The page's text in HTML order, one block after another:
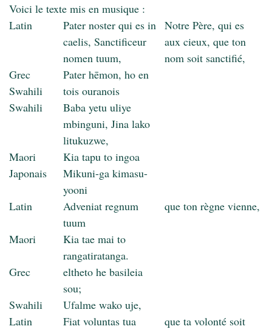
Voici le texte mis en musique :
Latin
Pater noster qui es in
caelis, Sanctificeur
nomen tuum,
Notre Père, qui es
aux cieux, que ton
nom soit sanctifié,
Grec
Swahili
Pater hēmon, ho en
tois ouranois
Swahili
Baba yetu uliye
mbinguni, Jina lako
litukuzwe,
Maori
Kia tapu to ingoa
Japonais
Mikuni-ga kimasu-
yooni
Latin
Adveniat regnum
tuum
que ton règne vienne,
Maori
Kia tae mai to
rangatiratanga.
Grec
eltheto he basileia
sou;
Swahili
Ufalme wako uje,
Latin
Fiat voluntas tua
que ta volonté soit